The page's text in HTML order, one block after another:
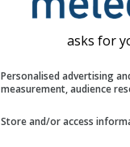
asks for
Personalised advertising
measurement, audience
Store and/or access